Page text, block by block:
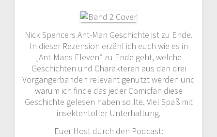
Nick Spencers Ant-Man Geschichte ist zu Ende.
In dieser Rezension erzähl ich euch wie es in
„Ant-Mans Eleven“ zu Ende geht, welche
Geschichten und Charakteren aus den drei
Vorgängerbänden relevant genutzt werden und
warum ich finde das jeder Comicfan diese
Geschichte gelesen haben sollte. Viel Spaß mit
insektentoller Unterhaltung.
Euer Host durch den Podcast: